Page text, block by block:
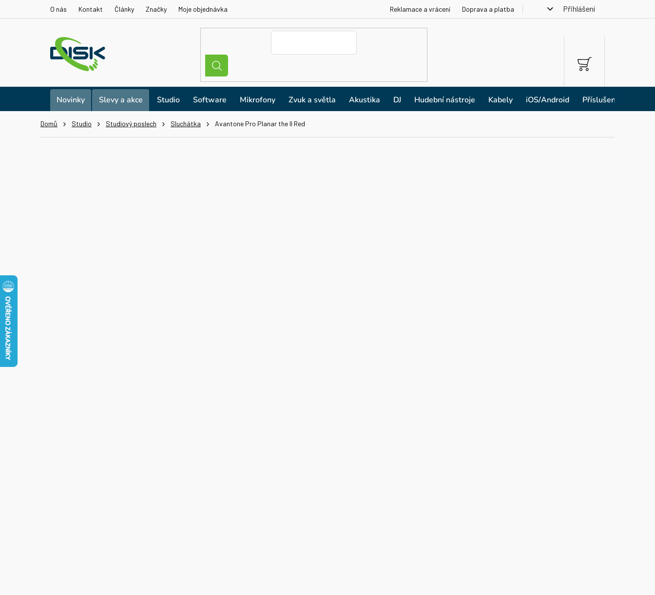
O nás Kontakt Články Značky Moje objednávka Reklamace a vrácení Doprava a platba Přihlášení
NÁKUPNÍ
KOŠÍK
Novinky Slevy a akce Studio Software Mikrofony Zvuk a světla Akustika DJ Hudební nástroje Kabely iOS/Android Příslušenství
Domů Studio Studiový poslech Sluchátka Avantone Pro Planar the II Red